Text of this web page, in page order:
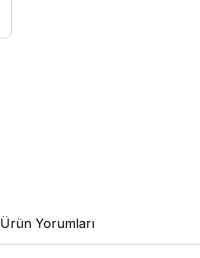
Ürün Yorumları